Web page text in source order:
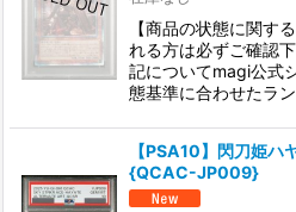
【商品の状態に関す
れる方は必ずご確認
記についてmagi公式
態基準に合わせたラ
【PSA10】閃刀姫
{QCAC-JP009}